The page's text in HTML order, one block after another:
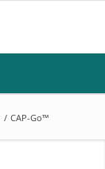
/ CAP-Go™